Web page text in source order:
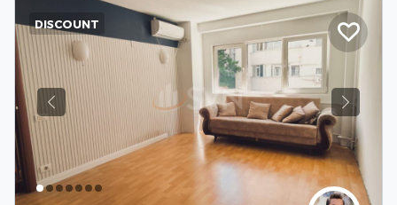
Previous Next
DISCOUNT